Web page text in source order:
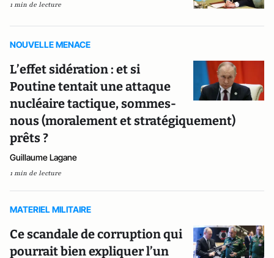
1 min de lecture
NOUVELLE MENACE
L’effet sidération : et si
Poutine tentait une attaque
nucléaire tactique, sommes-
nous (moralement et stratégiquement)
prêts ?
Guillaume Lagane
1 min de lecture
MATERIEL MILITAIRE
Ce scandale de corruption qui
pourrait bien expliquer l’un